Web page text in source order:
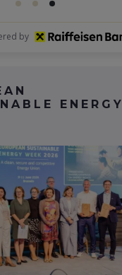
by
ENERGY